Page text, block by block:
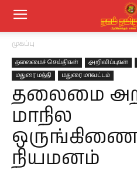
முகப்பு
தலைமைச் செய்திகள் அறிவிப்புகள்
மதுரை மத்தி
மதுரை மாவட்டம்
தலைமை
மாநில
நியமனம்